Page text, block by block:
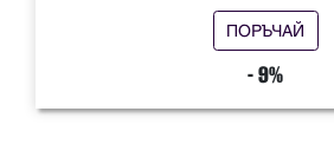
ПОРЪЧАЙ
- 9%